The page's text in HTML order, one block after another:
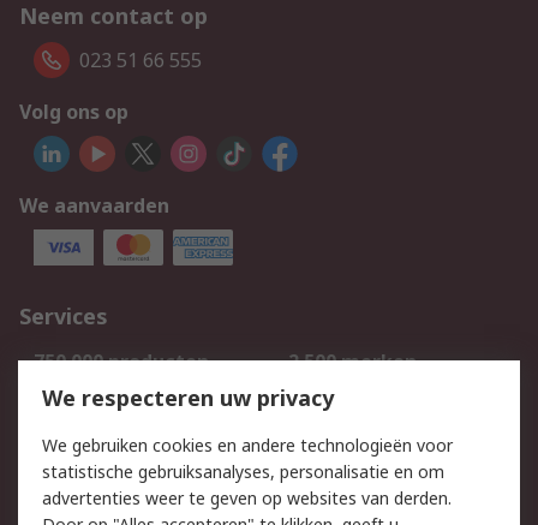
Neem contact op
023 51 66 555
Volg ons op
We aanvaarden
Services
750.000 producten
2.500 merken
Bestellen
Inkoopoplossingen
Track & Trace
We respecteren uw privacy
We gebruiken cookies en andere technologieën voor
statistische gebruiksanalyses, personalisatie en om
advertenties weer te geven op websites van derden.